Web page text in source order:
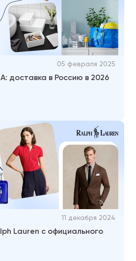
05 февраля 2025
доставка в Россию в 2026
11 декабря 2024
Lauren с официального